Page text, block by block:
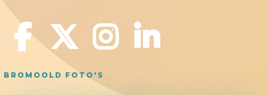
BROMOOLD FOTO'S